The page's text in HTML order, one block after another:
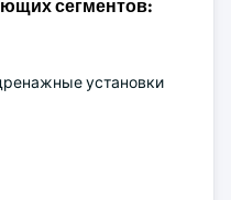
сегментов:
установки